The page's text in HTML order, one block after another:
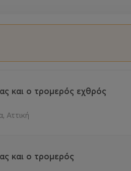
και ο τρομερός εχθρός
Αττική
και ο τρομερός